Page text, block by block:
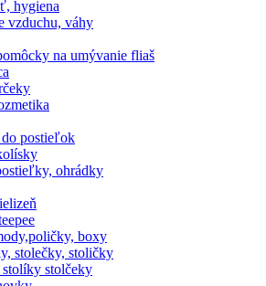
hygiena
vzduchu, váhy
na umývanie fliaš
postieľok
ohrádky
boxy
stolečky, stoličky
stolíky stolčeky